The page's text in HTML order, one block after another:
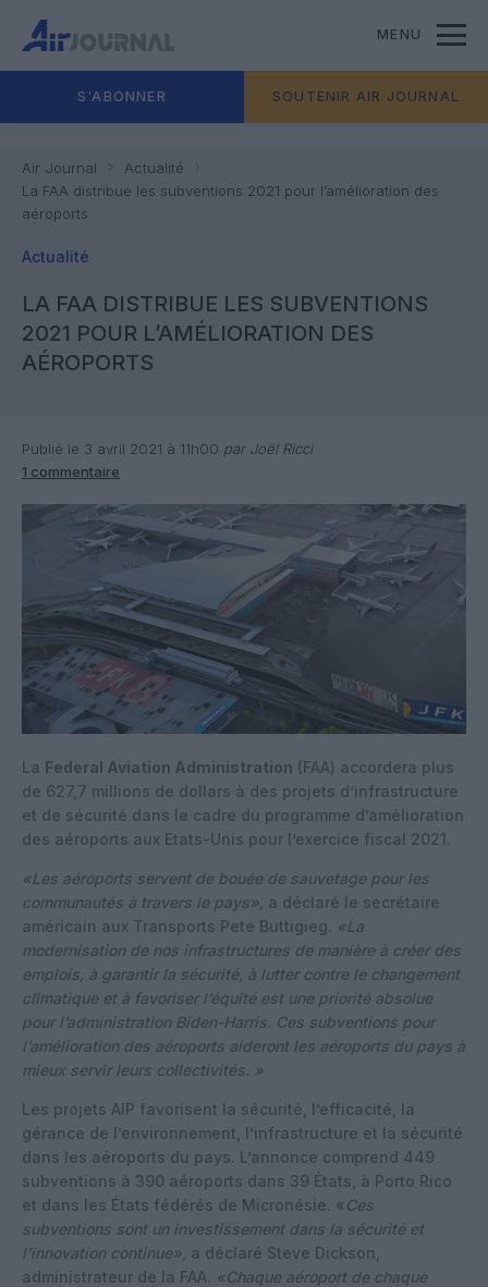
MENU
S'ABONNER SOUTENIR AIR JOURNAL
Air Journal
Actualité
La FAA distribue les subventions 2021 pour l’amélioration des
aéroports
Actualité
LA FAA DISTRIBUE LES SUBVENTIONS
2021 POUR L’AMÉLIORATION DES
AÉROPORTS
Publié le 3 avril 2021 à 11h00 par Joël Ricci
1 commentaire
La Federal Aviation Administration (FAA) accordera plus
de 627,7 millions de dollars à des projets d’infrastructure
et de sécurité dans le cadre du programme d’amélioration
des aéroports aux Etats-Unis pour l’exercice fiscal 2021.
«Les aéroports servent de bouée de sauvetage pour les
communautés à travers le pays», a déclaré le secrétaire
américain aux Transports Pete Buttigieg. «La
modernisation de nos infrastructures de manière à créer des
emplois, à garantir la sécurité, à lutter contre le changement
climatique et à favoriser l’équité est une priorité absolue
pour l’administration Biden-Harris. Ces subventions pour
l’amélioration des aéroports aideront les aéroports du pays à
mieux servir leurs collectivités. »
Les projets AIP favorisent la sécurité, l’efficacité, la
gérance de l’environnement, l’infrastructure et la sécurité
dans les aéroports du pays. L’annonce comprend 449
subventions à 390 aéroports dans 39 États, à Porto Rico
et dans les États fédérés de Micronésie. « Ces
subventions sont un investissement dans la sécurité et
l’innovation continue», a déclaré Steve Dickson,
administrateur de la FAA. «Chaque aéroport de chaque